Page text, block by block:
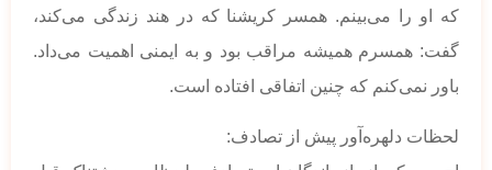
که او را می‌بینم. همسر کریشنا که در هند زندگی می‌کند،
گفت: همسرم همیشه مراقب بود و به ایمنی اهمیت می‌داد.
باور نمی‌کنم که چنین اتفاقی افتاده است.
لحظات دلهره‌آور پیش از تصادف: